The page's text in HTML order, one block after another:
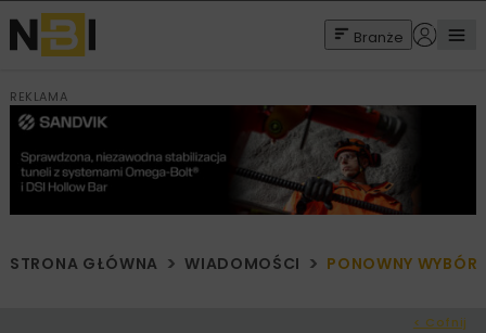
Branże
REKLAMA
STRONA GŁÓWNA WIADOMOŚCI PONOWNY
< Cofnij